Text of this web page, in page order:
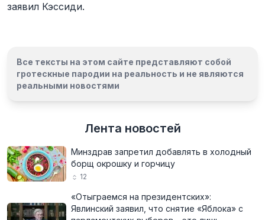
заявил Кэссиди.
Все тексты на этом сайте представляют собой
гротескные пародии на реальность и не являются
реальными новостями
Лента новостей
Минздрав запретил добавлять в холодный
борщ окрошку и горчицу
12
«Отыграемся на президентских»:
Явлинский заявил, что снятие «Яблока» с